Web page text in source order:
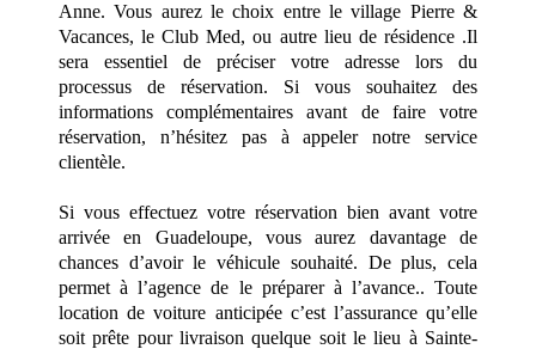
Anne. Vous aurez le choix entre le village Pierre &
Vacances, le Club Med, ou autre lieu de résidence .Il
sera essentiel de préciser votre adresse lors du
processus de réservation. Si vous souhaitez des
informations complémentaires avant de faire votre
réservation, n’hésitez pas à appeler notre service
clientèle.
Si vous effectuez votre réservation bien avant votre
arrivée en Guadeloupe, vous aurez davantage de
chances d’avoir le véhicule souhaité. De plus, cela
permet à l’agence de le préparer à l’avance.. Toute
location de voiture anticipée c’est l’assurance qu’elle
soit prête pour livraison quelque soit le lieu à Sainte-